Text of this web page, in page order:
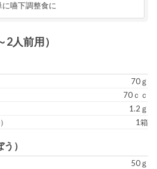
嚥下調整食に
人前用）
70ｇ
70ｃｃ
1.2ｇ
1箱
）
50ｇ